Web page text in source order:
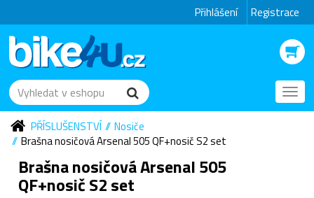
Přihlášení Registrace
PŘÍSLUŠENSTVÍ
Nosiče
Brašna nosičová Arsenal 505 QF+nosič S2 set
Brašna nosičová Arsenal 505
QF+nosič S2 set